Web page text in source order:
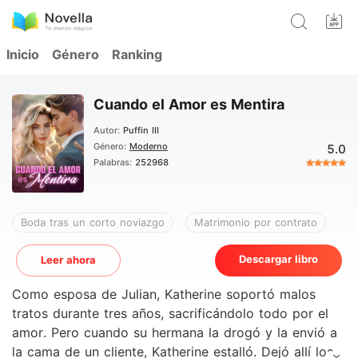
Inicio Género Ranking
Cuando el Amor es Mentira
Autor: Puffin III
Género: Moderno
Palabras: 252968
5.0
Boda tras un corto noviazgo Matrimonio por contrato
Leer ahora Descargar libro
Como esposa de Julian, Katherine soportó malos
tratos durante tres años, sacrificándolo todo por el
amor. Pero cuando su hermana la drogó y la envió a
la cama de un cliente, Katherine estalló. Dejó allí los